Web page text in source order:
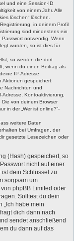
und eine Session-ID
von einem Jahr. Alle
löschen“ löschen.
in deinem Profil
sind mindestens ein
notwendig. Wenn
wurden, so ist dies für
so werden die dort
wenn du einen Beitrag als
IP-Adresse
Aktionen gespeichert:
Nachrichten und
Adresse, Kontoaktivierung,
von deinem Browser
in der „Wer ist online?“-
weitere Daten
bei Umfragen, der
gesetzte Lesezeichen oder
(Hash) gespeichert, so
nicht auf einer
dein Schlüssel zu
sorgsam um.
phpBB Limited oder
Solltest du dein
„Ich habe mein
dich dann nach
sendet anschließend
du dann auf das